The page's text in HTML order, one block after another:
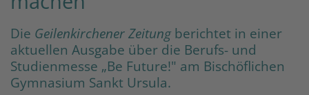
Die Geilenkirchener Zeitung berichtet in einer
aktuellen Ausgabe über die Berufs- und
Studienmesse „Be Future!" am Bischöflichen
Gymnasium Sankt Ursula.